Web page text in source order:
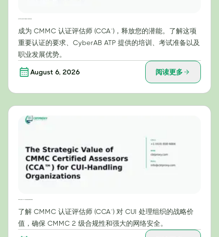
成为 CMMC 认证评估师 (CCA™)，释放您的潜能。了解这项
重要认证的要求、CyberAB ATP 提供的培训、考试准备以及
职业发展优势。
August 6, 2026 阅读更多
了解 CMMC 认证评估师 (CCA™) 对 CUI 处理组织的战略价
值，确保 CMMC 2 级合规性和强大的网络安全。